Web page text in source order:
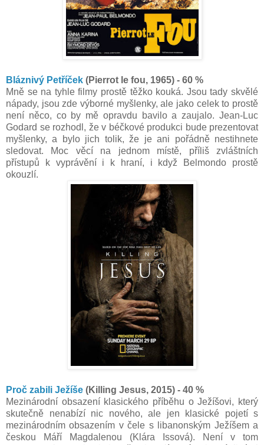
Bláznivý Petříček (Pierrot le fou, 1965) - 60 %
Mně se na tyhle filmy prostě těžko kouká. Jsou tady skvělé
nápady, jsou zde výborné myšlenky, ale jako celek to prostě
není něco, co by mě opravdu bavilo a zaujalo. Jean-Luc
Godard se rozhodl, že v béčkové produkci bude prezentovat
myšlenky, a bylo jich tolik, že je ani pořádně nestihnete
sledovat. Moc věcí na jednom místě, příliš zvláštních
přístupů k vyprávění i k hraní, i když Belmondo prostě
okouzlí.
Proč zabili Ježíše (Killing Jesus, 2015) - 40 %
Mezinárodní obsazení klasického příběhu o Ježíšovi, který
skutečně nenabízí nic nového, ale jen klasické pojetí s
mezinárodním obsazením v čele s libanonským Ježíšem a
českou Máří Magdalenou (Klára Issová). Není v tom